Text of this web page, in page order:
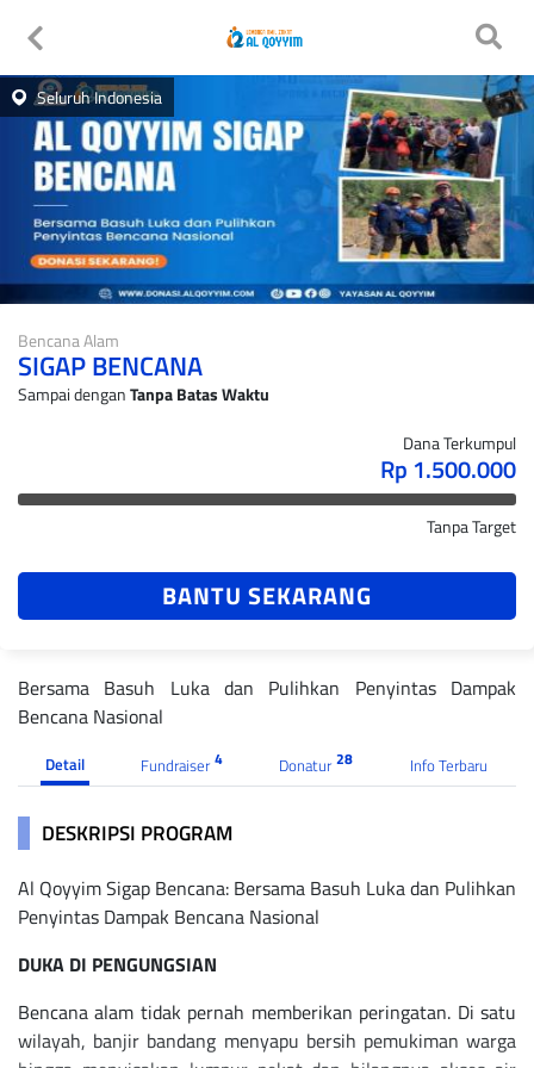
Seluruh Indonesia
Bencana Alam
SIGAP BENCANA
Sampai denganTanpa Batas Waktu
Dana Terkumpul
Rp 1.500.000
Tanpa Target
BANTU SEKARANG
Bersama Basuh Luka dan Pulihkan Penyintas Dampak
Bencana Nasional
Detail Fundraiser4 Donatur28 Info Terbaru
DESKRIPSI PROGRAM
Al Qoyyim Sigap Bencana: Bersama Basuh Luka dan Pulihkan
Penyintas Dampak Bencana Nasional
DUKA DI PENGUNGSIAN
Bencana alam tidak pernah memberikan peringatan. Di satu
wilayah, banjir bandang menyapu bersih pemukiman warga